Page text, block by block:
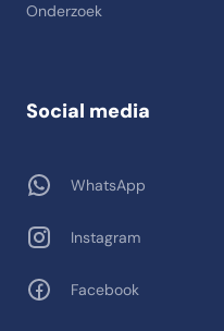
Onderzoek
Social media
WhatsApp
Instagram
Facebook